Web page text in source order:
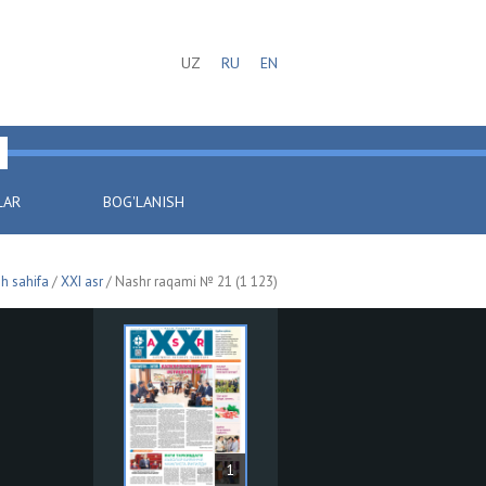
UZ RU EN
BOG'LANISH
sahifa /XXI asr/ Nashr raqami № 21 (1 123)
1